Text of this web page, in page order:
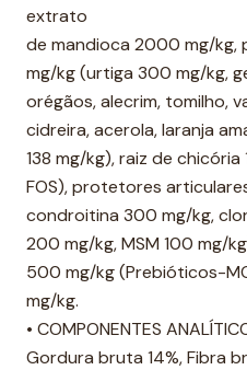
extrato
de mandioca 2000 mg/kg,
mg/kg (urtiga 300 mg/kg,
orégãos, alecrim, tomilho,
cidreira, acerola, laranja
138 mg/kg), raiz de
FOS), protetores
condroitina 300 mg/kg,
200 mg/kg, MSM 100 mg/
500 mg/kg (Prebióticos-
mg/kg.
• COMPONENTES
Gordura bruta 14%, Fibra